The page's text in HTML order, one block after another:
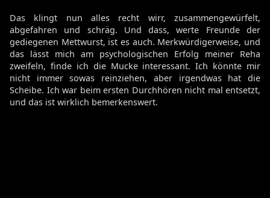
Das klingt nun alles recht wirr, zusammengewürfelt,
abgefahren und schräg. Und dass, werte Freunde der
gediegenen Mettwurst, ist es auch. Merkwürdigerweise, und
das lässt mich am psychologischen Erfolg meiner Reha
zweifeln, finde ich die Mucke interessant. Ich könnte mir
nicht immer sowas reinziehen, aber irgendwas hat die
Scheibe. Ich war beim ersten Durchhören nicht mal entsetzt,
und das ist wirklich bemerkenswert.